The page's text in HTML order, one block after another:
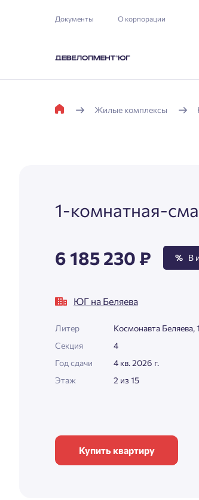
Документы О корпорации
Жилые комплексы
1-комнатная-
6 185 230 ₽ % В
ЮГ на Беляева
Литер
Космонавта Беляева,
Секция
4
Год сдачи
4 кв. 2026 г.
Этаж
2 из 15
Купить квартиру